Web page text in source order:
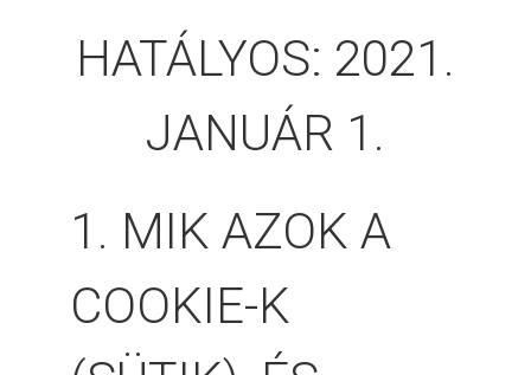
HATÁLYOS: 2021.
JANUÁR 1.
1. MIK AZOK A
COOKIE-K